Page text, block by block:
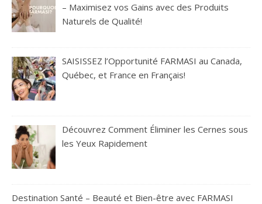
– Maximisez vos Gains avec des Produits
Naturels de Qualité!
SAISISSEZ l’Opportunité FARMASI au Canada,
Québec, et France en Français!
Découvrez Comment Éliminer les Cernes sous
les Yeux Rapidement
Destination Santé – Beauté et Bien-être avec FARMASI